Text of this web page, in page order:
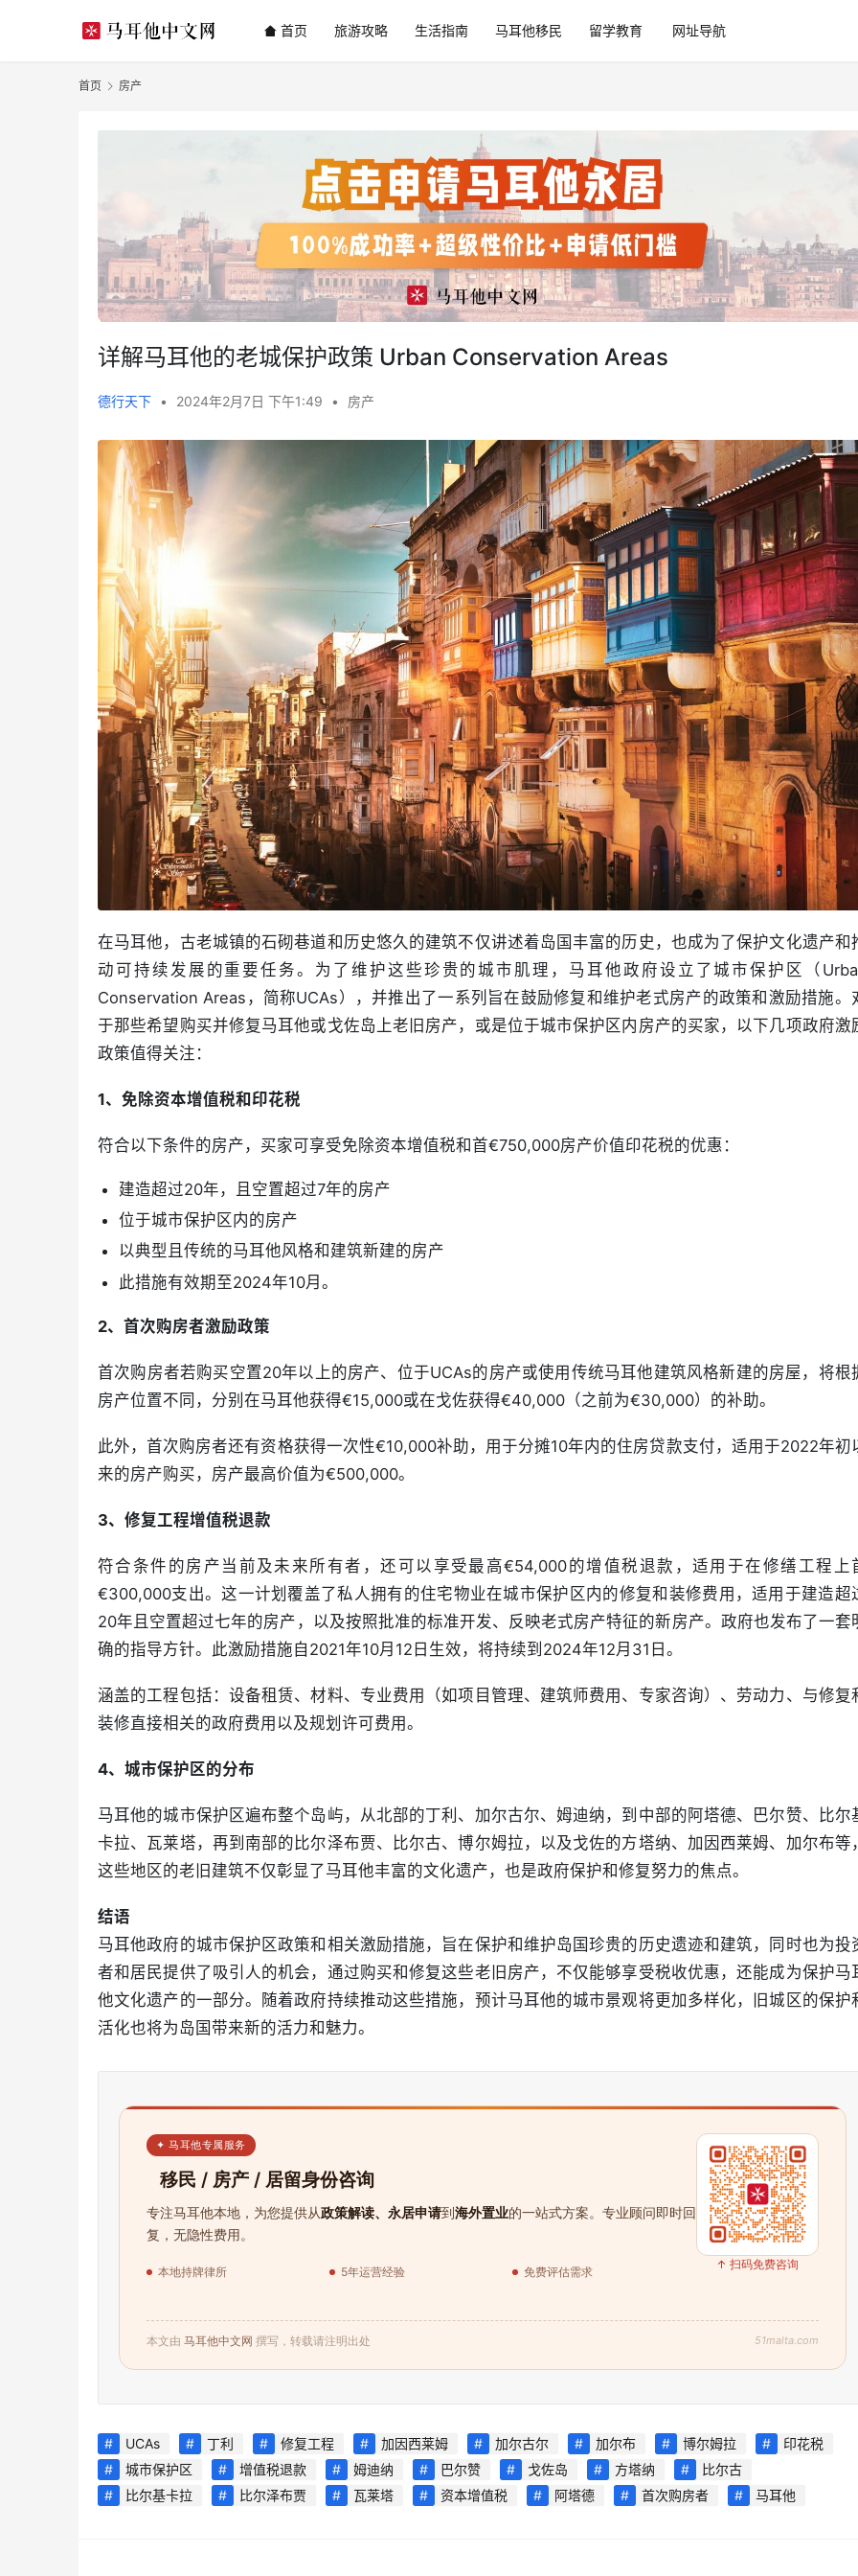
首页 旅游攻略 生活指南 马耳他移民 留学教育 网址导航
首页 房产
详解马耳他的老城保护政策 Urban Conservation Areas
德行天下 • 2024年2月7日 下午1:49 • 房产
在马耳他，古老城镇的石砌巷道和历史悠久的建筑不仅讲述着岛国丰富的历史，也成为了保护文化遗产和
动可持续发展的重要任务。为了维护这些珍贵的城市肌理，马耳他政府设立了城市保护区（
Conservation Areas，简称UCAs），并推出了一系列旨在鼓励修复和维护老式房产的政策和激励措施。
于那些希望购买并修复马耳他或戈佐岛上老旧房产，或是位于城市保护区内房产的买家，以下几项政府激
政策值得关注：
1、免除资本增值税和印花税
符合以下条件的房产，买家可享受免除资本增值税和首€750,000房产价值印花税的优惠：
建造超过20年，且空置超过7年的房产
位于城市保护区内的房产
以典型且传统的马耳他风格和建筑新建的房产
此措施有效期至2024年10月。
2、首次购房者激励政策
首次购房者若购买空置20年以上的房产、位于UCAs的房产或使用传统马耳他建筑风格新建的房屋，将根
房产位置不同，分别在马耳他获得€15,000或在戈佐获得€40,000（之前为€30,000）的补助。
此外，首次购房者还有资格获得一次性€10,000补助，用于分摊10年内的住房贷款支付，适用于2022年初
来的房产购买，房产最高价值为€500,000。
3、修复工程增值税退款
符合条件的房产当前及未来所有者，还可以享受最高€54,000的增值税退款，适用于在修缮工程上
€300,000支出。这一计划覆盖了私人拥有的住宅物业在城市保护区内的修复和装修费用，适用于建造超
20年且空置超过七年的房产，以及按照批准的标准开发、反映老式房产特征的新房产。政府也发布了一套
确的指导方针。此激励措施自2021年10月12日生效，将持续到2024年12月31日。
涵盖的工程包括：设备租赁、材料、专业费用（如项目管理、建筑师费用、专家咨询）、劳动力、与修复
装修直接相关的政府费用以及规划许可费用。
4、城市保护区的分布
马耳他的城市保护区遍布整个岛屿，从北部的丁利、加尔古尔、姆迪纳，到中部的阿塔德、巴尔赞、比尔
卡拉、瓦莱塔，再到南部的比尔泽布贾、比尔古、博尔姆拉，以及戈佐的方塔纳、加因西莱姆、加尔布等，
这些地区的老旧建筑不仅彰显了马耳他丰富的文化遗产，也是政府保护和修复努力的焦点。
结语
马耳他政府的城市保护区政策和相关激励措施，旨在保护和维护岛国珍贵的历史遗迹和建筑，同时也为投
者和居民提供了吸引人的机会，通过购买和修复这些老旧房产，不仅能够享受税收优惠，还能成为保护马
他文化遗产的一部分。随着政府持续推动这些措施，预计马耳他的城市景观将更加多样化，旧城区的保护
活化也将为岛国带来新的活力和魅力。
✦ 马耳他专属服务
移民 / 房产 / 居留身份咨询
专注马耳他本地，为您提供从政策解读、永居申请到海外置业的一站式方案。专业顾问即时回
复，无隐性费用。
本地持牌律所 5年运营经验 免费评估需求 ↑ 扫码免费咨询
本文由 马耳他中文网 撰写，转载请注明出处 51malta.com
UCAs 丁利 修复工程 加因西莱姆 加尔古尔 加尔布 博尔姆拉
印花税
城市保护区
增值税退款 姆迪纳 巴尔赞 戈佐岛 方塔纳
比尔古
比尔基卡拉
比尔泽布贾 瓦莱塔 资本增值税 阿塔德 首次购房者 马耳他